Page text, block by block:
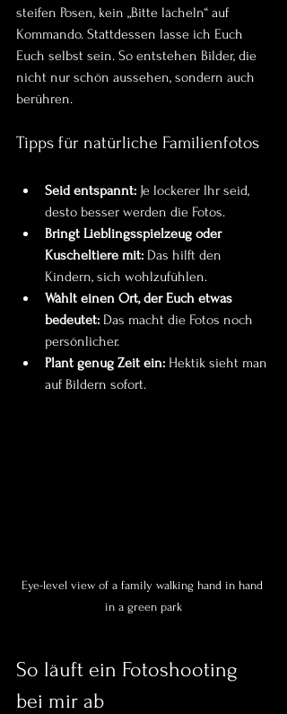
steifen Posen, kein „Bitte lächeln“ auf
Kommando. Stattdessen lasse ich Euch
Euch selbst sein. So entstehen Bilder, die
nicht nur schön aussehen, sondern auch
berühren.
Tipps für natürliche Familienfotos
Seid entspannt: Je lockerer Ihr seid,
desto besser werden die Fotos.
Bringt Lieblingsspielzeug oder
Kuscheltiere mit: Das hilft den
Kindern, sich wohlzufühlen.
Wählt einen Ort, der Euch etwas
bedeutet: Das macht die Fotos noch
persönlicher.
Plant genug Zeit ein: Hektik sieht man
auf Bildern sofort.
Eye-level view of a family walking hand in hand
in a green park
So läuft ein Fotoshooting
bei mir ab